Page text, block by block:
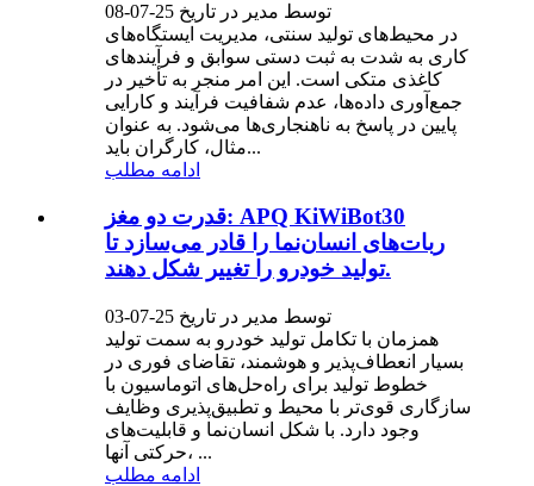
توسط مدیر در تاریخ 25-07-08
در محیط‌های تولید سنتی، مدیریت ایستگاه‌های
کاری به شدت به ثبت دستی سوابق و فرآیندهای
کاغذی متکی است. این امر منجر به تأخیر در
جمع‌آوری داده‌ها، عدم شفافیت فرآیند و کارایی
پایین در پاسخ به ناهنجاری‌ها می‌شود. به عنوان
مثال، کارگران باید...
ادامه مطلب
قدرت دو مغز: APQ KiWiBot30
ربات‌های انسان‌نما را قادر می‌سازد تا
تولید خودرو را تغییر شکل دهند.
توسط مدیر در تاریخ 25-07-03
همزمان با تکامل تولید خودرو به سمت تولید
بسیار انعطاف‌پذیر و هوشمند، تقاضای فوری در
خطوط تولید برای راه‌حل‌های اتوماسیون با
سازگاری قوی‌تر با محیط و تطبیق‌پذیری وظایف
وجود دارد. با شکل انسان‌نما و قابلیت‌های
حرکتی آنها، ...
ادامه مطلب